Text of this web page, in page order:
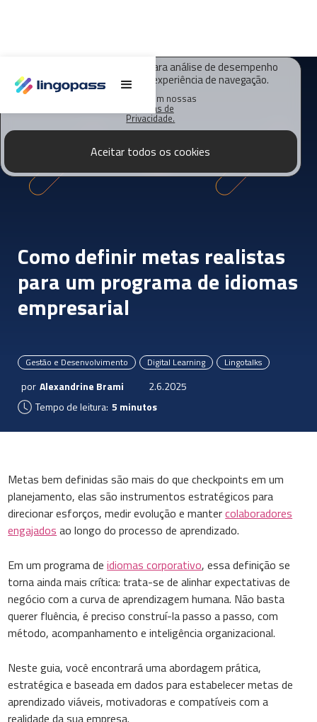
O Lingopass utiliza cookies para análise de desempenho
deste site e melhorar sua experiência de navegação.
Saiba mais em nossas
Políticas de
Privacidade.
Aceitar todos os cookies
Como definir metas realistas
para um programa de idiomas
empresarial
Gestão e Desenvolvimento Digital Learning Lingotalks
por Alexandrine Brami
2.6.2025
Tempo de leitura: 5 minutos
Metas bem definidas são mais do que checkpoints em um
planejamento, elas são instrumentos estratégicos para
direcionar esforços, medir evolução e mantercolaboradores
engajados ao longo do processo de aprendizado.
Em um programa deidiomas corporativo, essa definição se
torna ainda mais crítica: trata-se de alinhar expectativas de
negócio com a curva de aprendizagem humana. Não basta
querer fluência, é preciso construí-la passo a passo, com
método, acompanhamento e inteligência organizacional.
Neste guia, você encontrará uma abordagem prática,
estratégica e baseada em dados para estabelecer metas de
aprendizado viáveis, motivadoras e compatíveis com a
realidade da sua empresa.